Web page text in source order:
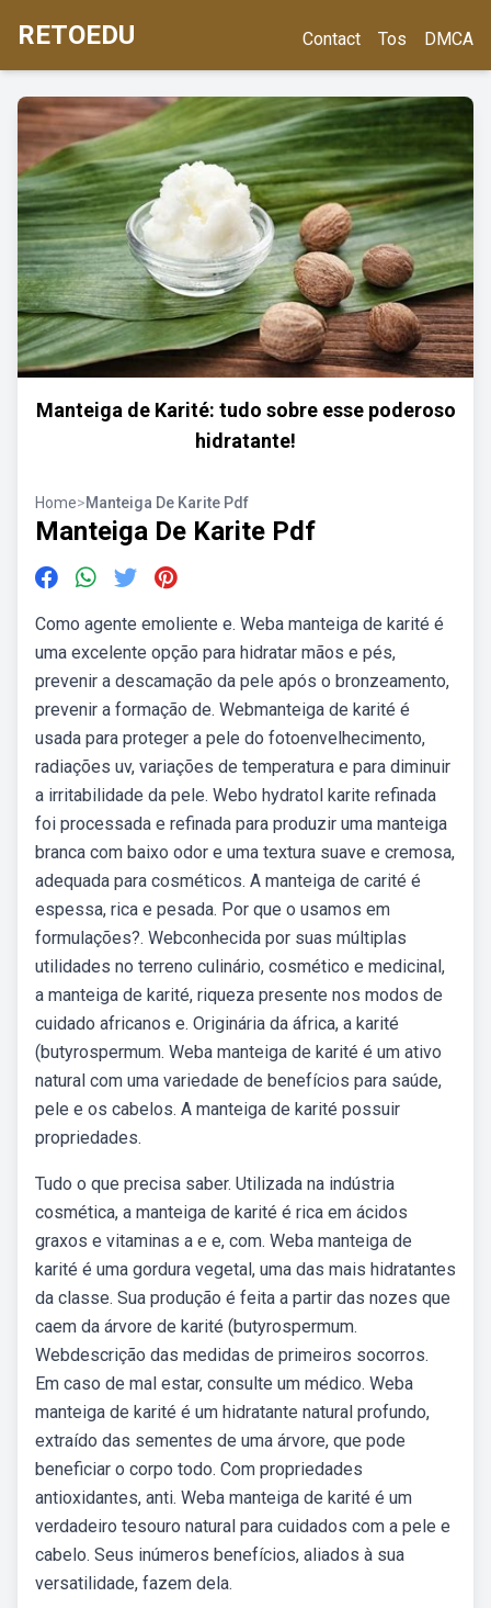
RETOEDU Contact Tos DMCA
Manteiga de Karité: tudo sobre esse poderoso
hidratante!
Home>Manteiga De Karite Pdf
Manteiga De Karite Pdf
Como agente emoliente e. Weba manteiga de karité é
uma excelente opção para hidratar mãos e pés,
prevenir a descamação da pele após o bronzeamento,
prevenir a formação de. Webmanteiga de karité é
usada para proteger a pele do fotoenvelhecimento,
radiações uv, variações de temperatura e para diminuir
a irritabilidade da pele. Webo hydratol karite refinada
foi processada e refinada para produzir uma manteiga
branca com baixo odor e uma textura suave e cremosa,
adequada para cosméticos. A manteiga de carité é
espessa, rica e pesada. Por que o usamos em
formulações?. Webconhecida por suas múltiplas
utilidades no terreno culinário, cosmético e medicinal,
a manteiga de karité, riqueza presente nos modos de
cuidado africanos e. Originária da áfrica, a karité
(butyrospermum. Weba manteiga de karité é um ativo
natural com uma variedade de benefícios para saúde,
pele e os cabelos. A manteiga de karité possuir
propriedades.
Tudo o que precisa saber. Utilizada na indústria
cosmética, a manteiga de karité é rica em ácidos
graxos e vitaminas a e e, com. Weba manteiga de
karité é uma gordura vegetal, uma das mais hidratantes
da classe. Sua produção é feita a partir das nozes que
caem da árvore de karité (butyrospermum.
Webdescrição das medidas de primeiros socorros.
Em caso de mal estar, consulte um médico. Weba
manteiga de karité é um hidratante natural profundo,
extraído das sementes de uma árvore, que pode
beneficiar o corpo todo. Com propriedades
antioxidantes, anti. Weba manteiga de karité é um
verdadeiro tesouro natural para cuidados com a pele e
cabelo. Seus inúmeros benefícios, aliados à sua
versatilidade, fazem dela.